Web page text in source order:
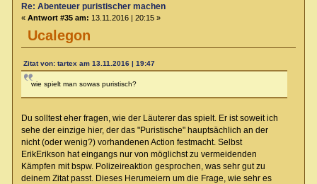
Ucalegon
Re: Abenteuer puristischer machen
« Antwort #35 am: 13.11.2016 | 20:15 »
Zitat von: tartex am 13.11.2016 | 19:47
wie spielt man sowas puristisch?
Du solltest eher fragen, wie der Läuterer das spielt. Er ist soweit ich
sehe der einzige hier, der das "Puristische" hauptsächlich an der
nicht (oder wenig?) vorhandenen Action festmacht. Selbst
ErikErikson hat eingangs nur von möglichst zu vermeidenden
Kämpfen mit bspw. Polizeireaktion gesprochen, was sehr gut zu
deinem Zitat passt. Dieses Herumeiern um die Frage, wie sehr es